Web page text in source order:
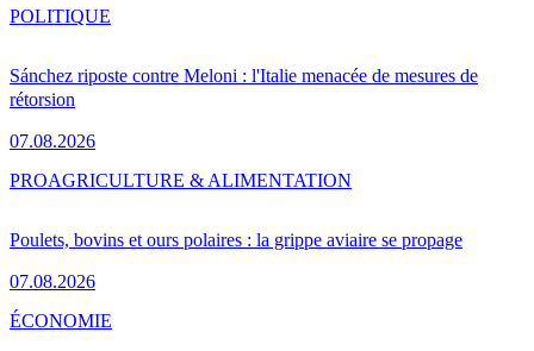
Sánchez riposte contre Meloni : l'Italie menacée de mesures de
rétorsion
07.08.2026
POLITIQUE
Poulets, bovins et ours polaires : la grippe aviaire se propage
07.08.2026
PROAGRICULTURE & ALIMENTATION
ÉCONOMIE